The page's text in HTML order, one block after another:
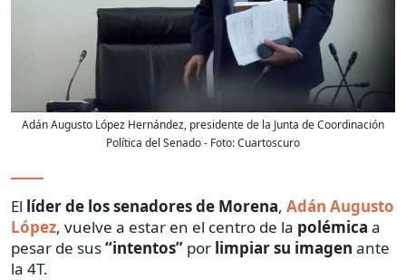
Adán Augusto López Hernández, presidente de la Junta de Coordinación
Política del Senado- Foto:Cuartoscuro
El líder de lossenadores de Morena, Adán Augusto
López, vuelve a estar en el centro de la polémica a
pesar de sus“intentos” por limpiar su imagen ante
la 4T.